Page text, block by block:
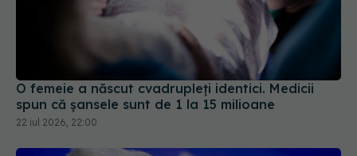
O femeie a născut cvadrupleți identici. Medicii
spun că șansele sunt de 1 la 15 milioane
22 iul 2026, 22:00